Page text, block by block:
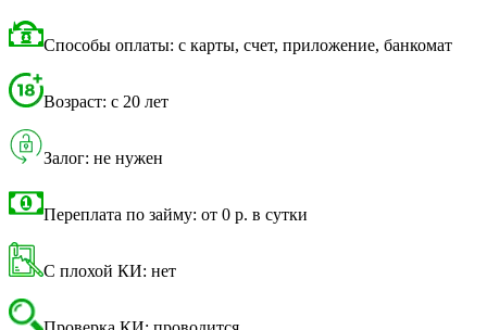
Способы оплаты: с карты, счет, приложение, банкомат
Возраст: с 20 лет
Залог: не нужен
Переплата по займу: от 0 р. в сутки
С плохой КИ: нет